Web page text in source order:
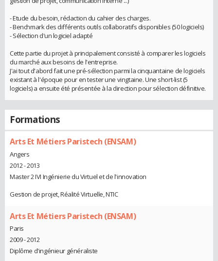
- Etude du besoin, rédaction du cahier des charges.
- Benchmark des différents outils collaboratifs disponibles (50 logiciels)
- Sélection d'un logiciel adapté
Cette partie du projet à principalement consisté à comparer les logiciels
du marché aux besoins de l'entreprise.
J'ai tout d'abord fait une pré-sélection parmi la cinquantaine de logiciels
existant à l'époque pour en tester une vingtaine. Une short-list (5
logiciels) a ensuite été présentée à la direction pour sélection définitive.
Formations
Arts Et Métiers Paristech (ENSAM)
Angers
2012 - 2013
Master 2 IVI Ingénierie du Virtuel et de l'innovation
Gestion de projet, Réalité Virtuelle, NTIC
Arts Et Métiers Paristech (ENSAM)
Paris
2009 - 2012
Diplôme d'ingénieur généraliste